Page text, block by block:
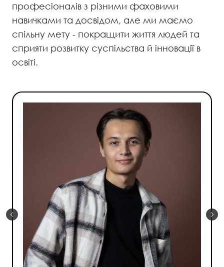
професіоналів з різними фаховими
навичками та досвідом, але ми маємо
спільну мету - покращити життя людей та
сприяти розвитку суспільства й інновації в
освіті.